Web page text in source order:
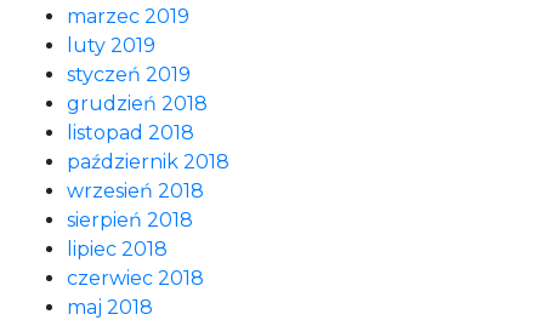
marzec 2019
luty 2019
styczeń 2019
grudzień 2018
listopad 2018
październik 2018
wrzesień 2018
sierpień 2018
lipiec 2018
czerwiec 2018
maj 2018